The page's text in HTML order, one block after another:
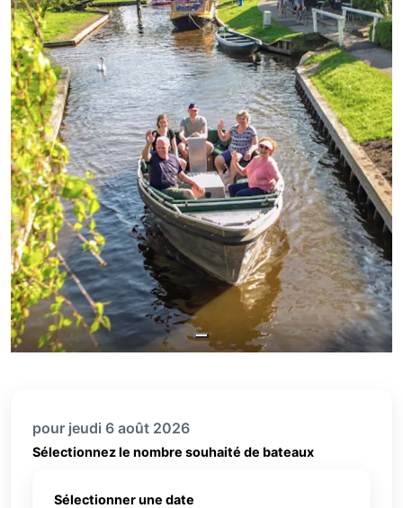
pour jeudi 6 août 2026
Sélectionnez le nombre souhaité de bateaux
Sélectionner une date